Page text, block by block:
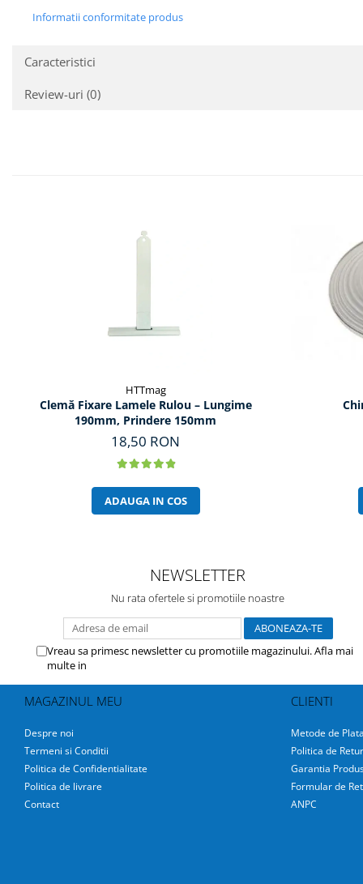
Informatii conformitate produs
Caracteristici
Review-uri (0)
HTTmag
Clemă Fixare Lamele Rulou – Lungime
190mm, Prindere 150mm
18,50 RON
ADAUGA IN COS
NEWSLETTER
Nu rata ofertele si promotiile noastre
Vreau sa primesc newsletter cu promotiile magazinului. Afla mai
multe in
MAGAZINUL MEU
Despre noi
Termeni si Conditii
Politica de Confidentialitate
Politica de livrare
Contact
CLIENTI
Metode de
Politica de Retur
Garantia
Formular de
ANPC